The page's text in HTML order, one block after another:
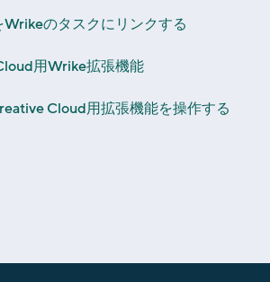
のタスクにリンクする
用Wrike拡張機能
Cloud用拡張機能を操作する